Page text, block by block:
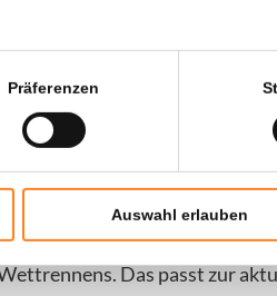
Präferenzen
Auswahl erlauben
Markt
KI als potenziell größten
in den Ausbau der KI-
und der weitere Ausbau von
SpaceX nicht nur als
Das passt zur